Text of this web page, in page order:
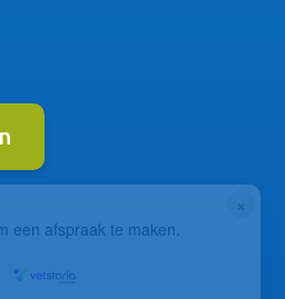
×
een afspraak te maken.